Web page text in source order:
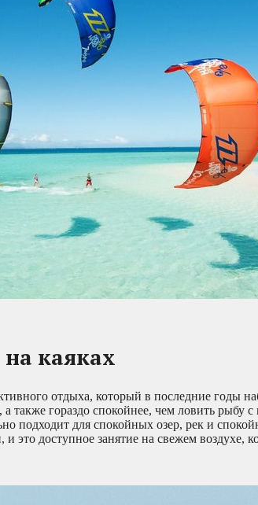
каяках
отдыха, который в последние годы
также гораздо спокойнее, чем ловить рыбу
подходит для спокойных озер, рек и
это доступное занятие на свежем воздухе,